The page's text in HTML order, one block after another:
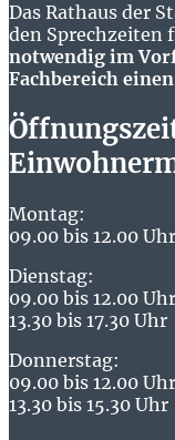
Das Rathaus der
den Sprechzeiten
notwendig im
Fachbereich einen
Montag:
09.00 bis 12.00 Uhr
Dienstag:
09.00 bis 12.00 Uhr
13.30 bis 17.30 Uhr
Donnerstag:
09.00 bis 12.00 Uhr
13.30 bis 15.30 Uhr